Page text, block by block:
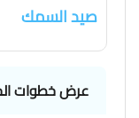
صيد السمك
عرض خطوات الحصول